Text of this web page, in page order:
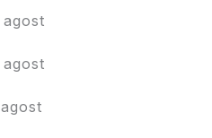
agost
agost
agost